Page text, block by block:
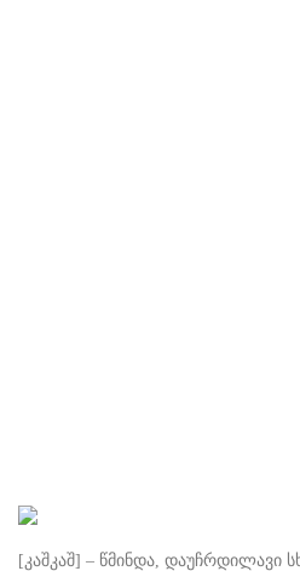
[კაშკაშ] – წმინდა, დაუჩრდილავი